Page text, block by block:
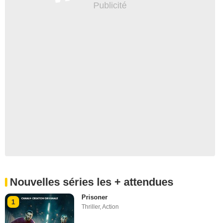
Nouvelles séries les + attendues
1
Prisoner
Thriller,Action